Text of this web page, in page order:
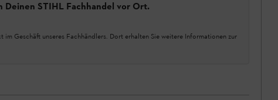
Deinen STIHL Fachhandel vor Ort.
im Geschäft unseres Fachhändlers. Dort erhalten Sie weitere Informationen zur